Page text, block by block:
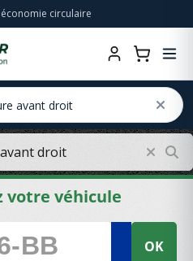
circulaire
votre véhicule
OK